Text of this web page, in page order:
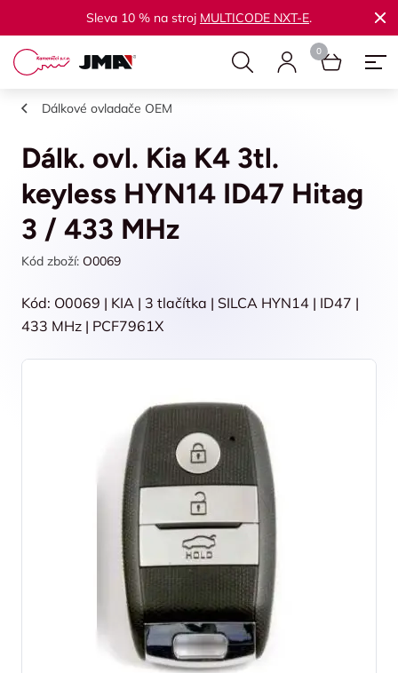
Sleva 10 % na stroj MULTICODE NXT-E.
Dálkové ovladače OEM
Dálk. ovl. Kia K4 3tl.
keyless HYN14 ID47 Hitag
3 / 433 MHz
Kód zboží: O0069
Kód: O0069 | KIA | 3 tlačítka | SILCA HYN14 | ID47 |
433 MHz | PCF7961X